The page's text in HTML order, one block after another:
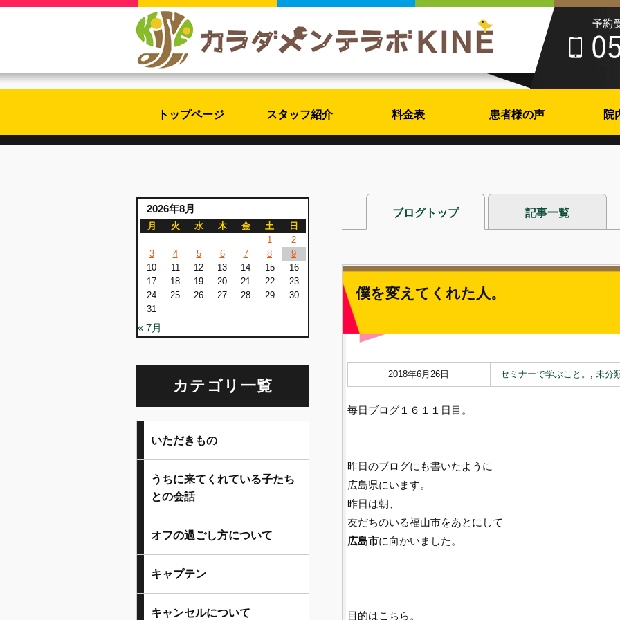
トップページ スタッフ紹介 料金表 患者様の声 院
ブログトップ 記事一覧
僕を変えてくれた人。
2018年6月26日 セミナーで学ぶこと。 , 未分
毎日ブログ１６１１日目。
昨日のブログにも書いたように
広島県にいます。
昨日は朝、
友だちのいる福山市をあとにして
広島市に向かいました。
目的はこちら。
2026年8月
月 火 水 木 金 土
日
1
2
3
4 5 6 7 8
9
10
11 12 13 14 15
16
17
18 19 20 21 22
23
24
25 26 27 28 29
30
31
« 7月
カテゴリ一覧
いただきもの
うちに来てくれている子たち
との会話
オフの過ごし方について
キャプテン
キャンセルについて